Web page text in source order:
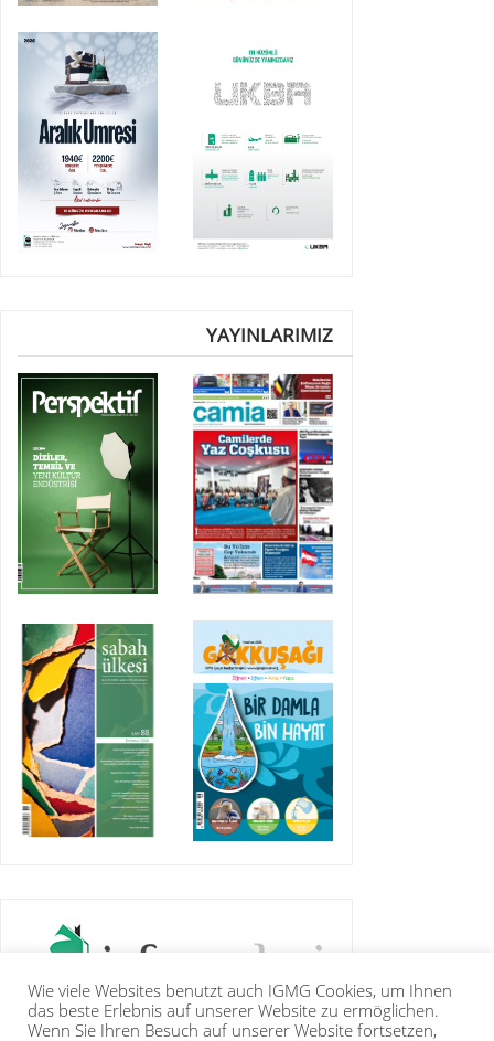
YAYINLARIMIZ
Wie viele Websites benutzt auch IGMG Cookies, um Ihnen
das beste Erlebnis auf unserer Website zu ermöglichen.
Wenn Sie Ihren Besuch auf unserer Website fortsetzen,